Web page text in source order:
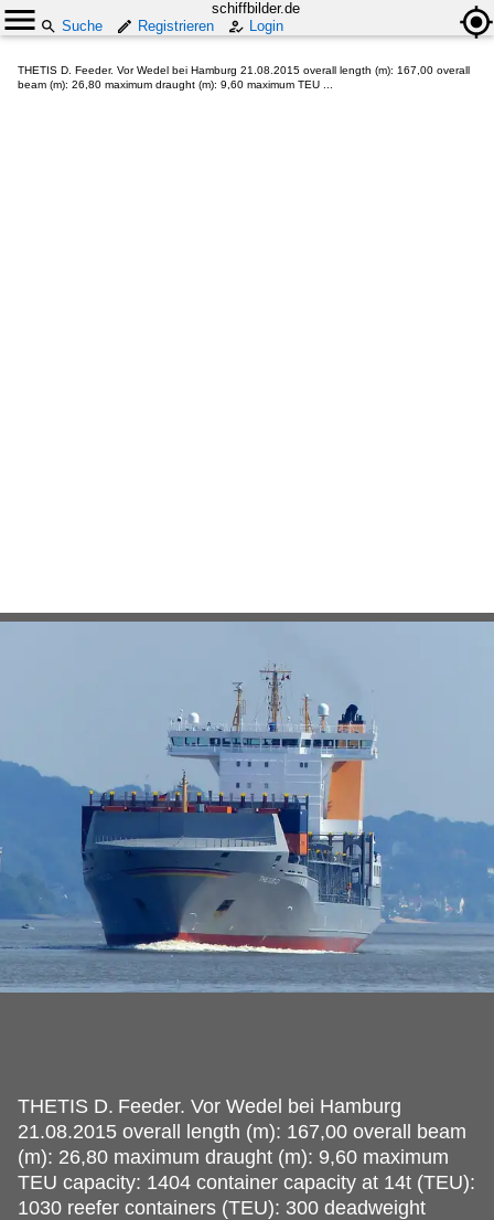
schiffbilder.de
Suche
Registrieren Login
THETIS D. Feeder. Vor Wedel bei Hamburg 21.08.2015 overall length (m): 167,00 overall
beam (m): 26,80 maximum draught (m): 9,60 maximum TEU ...
THETIS D. Feeder. Vor Wedel bei Hamburg
21.08.2015 overall length (m): 167,00 overall beam
(m): 26,80 maximum draught (m): 9,60 maximum
TEU capacity: 1404 container capacity at 14t (TEU):
1030 reefer containers (TEU): 300 deadweight